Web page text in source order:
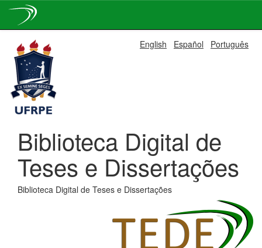
navigation
English Español Português
Biblioteca Digital de
Teses e Dissertações
Biblioteca Digital de Teses e Dissertações